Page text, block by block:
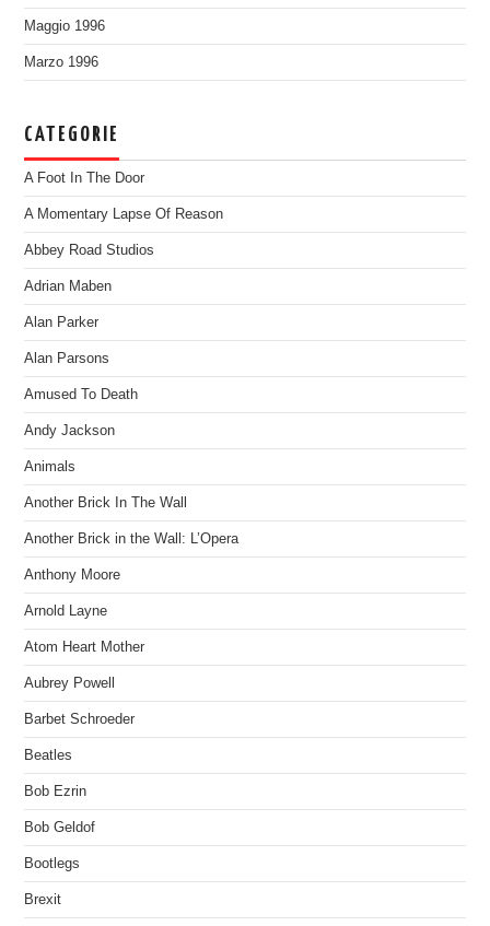
Maggio 1996
Marzo 1996
CATEGORIE
A Foot In The Door
A Momentary Lapse Of Reason
Abbey Road Studios
Adrian Maben
Alan Parker
Alan Parsons
Amused To Death
Andy Jackson
Animals
Another Brick In The Wall
Another Brick in the Wall: L’Opera
Anthony Moore
Arnold Layne
Atom Heart Mother
Aubrey Powell
Barbet Schroeder
Beatles
Bob Ezrin
Bob Geldof
Bootlegs
Brexit